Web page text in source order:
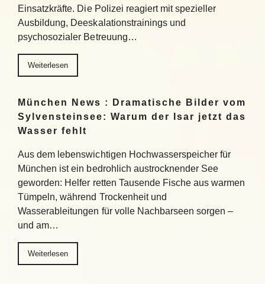
Einsatzkräfte. Die Polizei reagiert mit spezieller
Ausbildung, Deeskalationstrainings und
psychosozialer Betreuung…
Weiterlesen
München News : Dramatische Bilder vom
Sylvensteinsee: Warum der Isar jetzt das
Wasser fehlt
Aus dem lebenswichtigen Hochwasserspeicher für
München ist ein bedrohlich austrocknender See
geworden: Helfer retten Tausende Fische aus warmen
Tümpeln, während Trockenheit und
Wasserableitungen für volle Nachbarseen sorgen –
und am…
Weiterlesen